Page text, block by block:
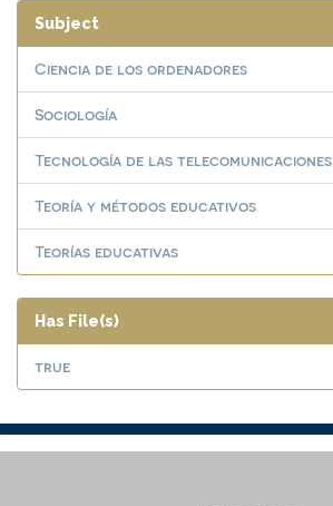
Subject
Ciencia de los ordenadores
Sociología
Tecnología de las telecomunicaciones
Teoría y métodos educativos
Teorías educativas
Has File(s)
true